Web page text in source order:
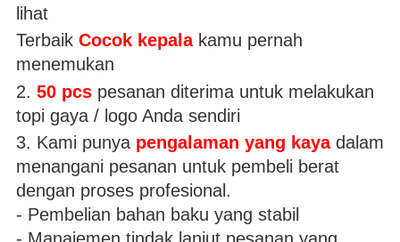
lihat
Terbaik Cocok kepalakamu pernah
menemukan
2. 50 pcspesanan diterima untuk melakukan
topi gaya / logo Anda sendiri
3. Kami punya pengalaman yang kayadalam
menangani pesanan untuk pembeli berat
dengan proses profesional.
- Pembelian bahan baku yang stabil